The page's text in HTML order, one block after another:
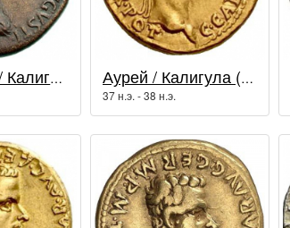
Сестерций / Калигула (37 - 41 гг.) Аурей / Калигула (37 - 41 гг.)
37 н.э. - 38 н.э.